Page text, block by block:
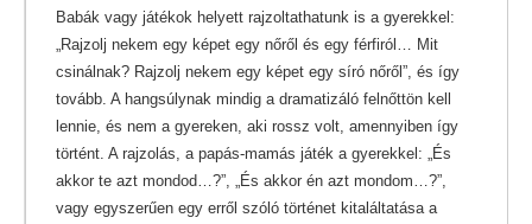
Babák vagy játékok helyett rajzoltathatunk is a gyerekkel:
„Rajzolj nekem egy képet egy nőről és egy férfiról… Mit
csinálnak? Rajzolj nekem egy képet egy síró nőről”, és így
tovább. A hangsúlynak mindig a dramatizáló felnőttön kell
lennie, és nem a gyereken, aki rossz volt, amennyiben így
történt. A rajzolás, a papás-mamás játék a gyerekkel: „És
akkor te azt mondod…?”, „És akkor én azt mondom…?”,
vagy egyszerűen egy erről szóló történet kitaláltatása a